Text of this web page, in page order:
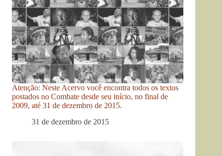
Atenção: Neste Acervo você encontra todos os textos
postados no Combate desde seu início, no final de
2009, até 31 de dezembro de 2015.
31 de dezembro de 2015